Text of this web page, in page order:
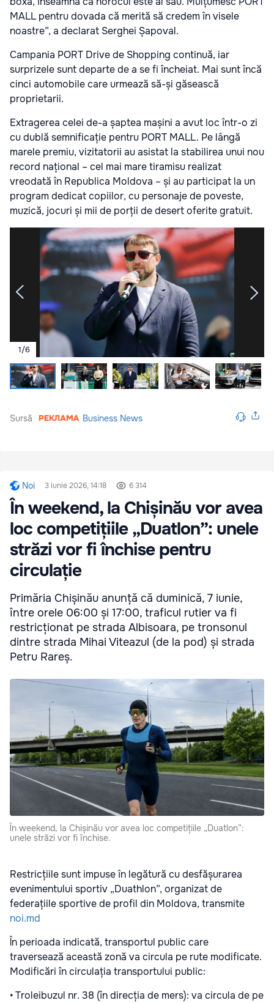
MALL pentru dovada că merită să credem în visele
noastre”, a declarat Serghei Șapoval.
Campania PORT Drive de Shopping continuă, iar
surprizele sunt departe de a se fi încheiat. Mai sunt încă
cinci automobile care urmează să-și găsească
proprietarii.
Extragerea celei de-a șaptea mașini a avut loc într-o zi
cu dublă semnificație pentru PORT MALL. Pe lângă
marele premiu, vizitatorii au asistat la stabilirea unui nou
record național – cel mai mare tiramisu realizat
vreodată în Republica Moldova – și au participat la un
program dedicat copiilor, cu personaje de poveste,
muzică, jocuri și mii de porții de desert oferite gratuit.
1/6
Sursă Business News
Noi 3 iunie 2026, 14:18 6 314
În weekend, la Chișinău vor avea
loc competițiile „Duatlon”: unele
străzi vor fi închise pentru
circulație
Primăria Chișinău anunță că duminică, 7 iunie,
între orele 06:00 și 17:00, traficul rutier va fi
restricționat pe strada Albisoara, pe tronsonul
dintre strada Mihai Viteazul (de la pod) și strada
Petru Rareș.
În weekend, la Chișinău vor avea loc competițiile „Duatlon”:
unele străzi vor fi închise.
Restricțiile sunt impuse în legătură cu desfășurarea
evenimentului sportiv „Duathlon”, organizat de
federațiile sportive de profil din Moldova, transmite
noi.md
În perioada indicată, transportul public care
traversează această zonă va circula pe rute modificate.
Modificări în circulația transportului public:
• Troleibuzul nr. 38 (în direcția de mers): va circula de pe